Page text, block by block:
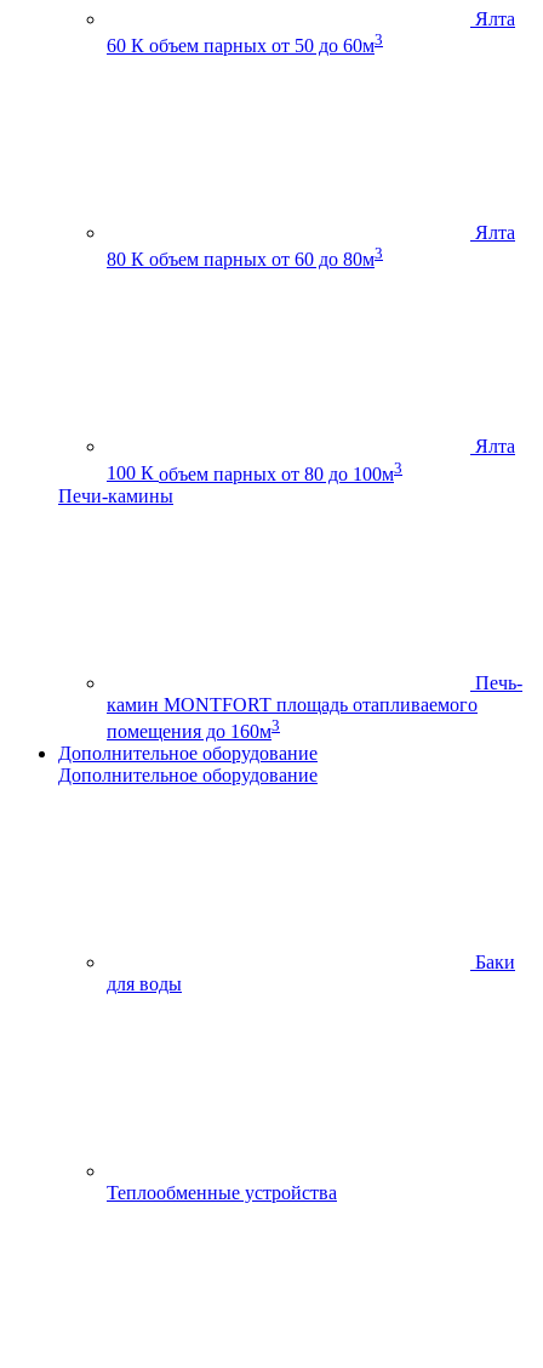
Ялта
60 К объем парных от 50 до 60м3
Ялта
80 К объем парных от 60 до 80м3
Ялта
100 К объем парных от 80 до 100м3
Печи-камины
Печь-
камин MONTFORT площадь отапливаемого
помещения до 160м3
Дополнительное оборудование
Дополнительное оборудование
Баки
для воды
Теплообменные устройства